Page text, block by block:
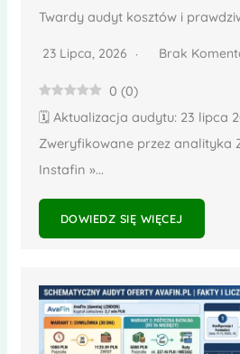
Twardy audyt kosztów i
23 Lipca, 2026 Brak
0 (0)
🗓️ Aktualizacja audytu: 23 lipca
Zweryfikowane przez analityka
Instafin »...
DOWIEDZ SIĘ WIĘCEJ